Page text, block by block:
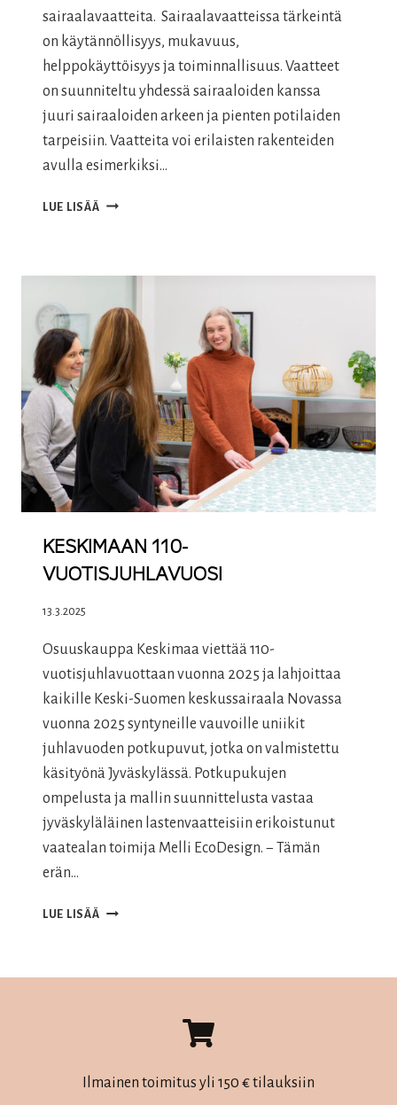
sairaalavaatteita. Sairaalavaatteissa tärkeintä
on käytännöllisyys, mukavuus,
helppokäyttöisyys ja toiminnallisuus. Vaatteet
on suunniteltu yhdessä sairaaloiden kanssa
juuri sairaaloiden arkeen ja pienten potilaiden
tarpeisiin. Vaatteita voi erilaisten rakenteiden
avulla esimerkiksi…
LUE LISÄÄ KESKOSVAATTEET
KESKIMAAN 110-
VUOTISJUHLAVUOSI
13.3.2025
Osuuskauppa Keskimaa viettää 110-
vuotisjuhlavuottaan vuonna 2025 ja lahjoittaa
kaikille Keski-Suomen keskussairaala Novassa
vuonna 2025 syntyneille vauvoille uniikit
juhlavuoden potkupuvut, jotka on valmistettu
käsityönä Jyväskylässä. Potkupukujen
ompelusta ja mallin suunnittelusta vastaa
jyväskyläläinen lastenvaatteisiin erikoistunut
vaatealan toimija Melli EcoDesign. − Tämän
erän…
LUE LISÄÄ KESKIMAAN
Ilmainen toimitus yli 150 € tilauksiin